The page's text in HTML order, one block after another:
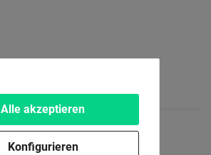
Alle akzeptieren
Konfigurieren